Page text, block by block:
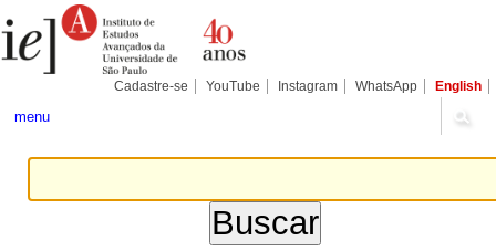
para
conteúdo.
Pessoais
Cadastre-se YouTube Instagram WhatsApp English
menu